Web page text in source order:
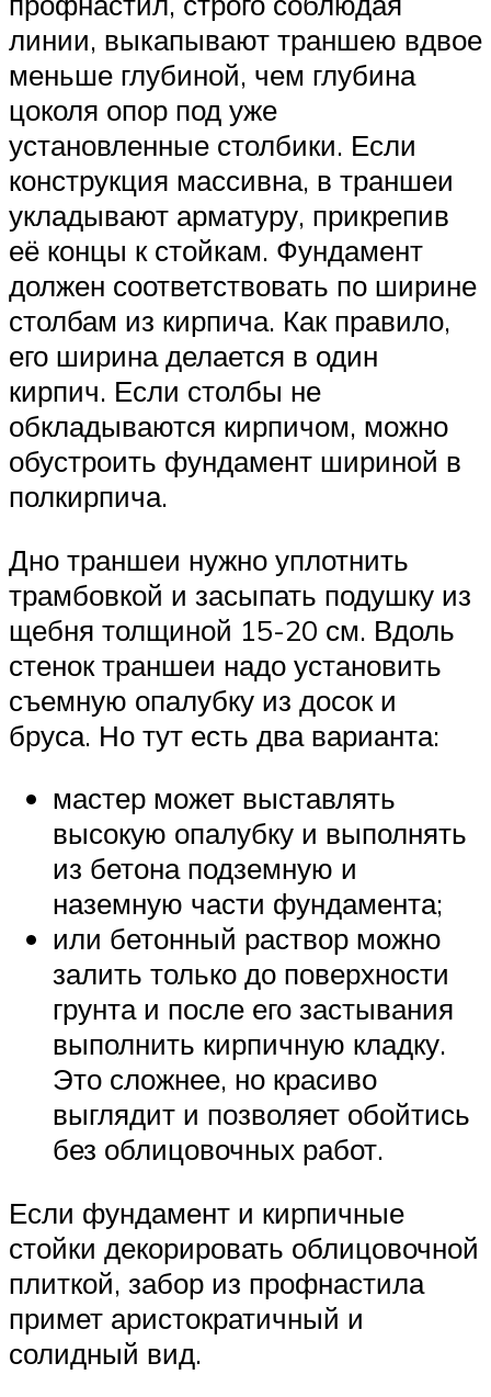
линии, выкапывают траншею вдвое
меньше глубиной, чем глубина
цоколя опор под уже
установленные столбики. Если
конструкция массивна, в траншеи
укладывают арматуру, прикрепив
её концы к стойкам. Фундамент
должен соответствовать по ширине
столбам из кирпича. Как правило,
его ширина делается в один
кирпич. Если столбы не
обкладываются кирпичом, можно
обустроить фундамент шириной в
полкирпича.
Дно траншеи нужно уплотнить
трамбовкой и засыпать подушку из
щебня толщиной 15-20 см. Вдоль
стенок траншеи надо установить
съемную опалубку из досок и
бруса. Но тут есть два варианта:
мастер может выставлять
высокую опалубку и выполнять
из бетона подземную и
наземную части фундамента;
или бетонный раствор можно
залить только до поверхности
грунта и после его застывания
выполнить кирпичную кладку.
Это сложнее, но красиво
выглядит и позволяет обойтись
без облицовочных работ.
Если фундамент и кирпичные
стойки декорировать облицовочной
плиткой, забор из профнастила
примет аристократичный и
солидный вид.